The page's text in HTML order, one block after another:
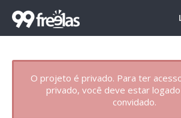
O projeto é privado. Para ter
privado, você deve estar
convidado.